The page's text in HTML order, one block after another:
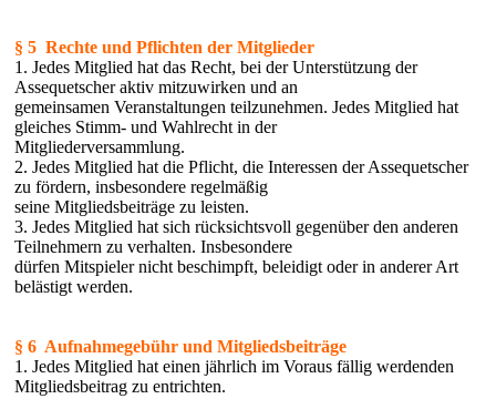
§ 5 Rechte und Pflichten der Mitglieder
1. Jedes Mitglied hat das Recht, bei der Unterstützung der
Assequetscher aktiv mitzuwirken und an
gemeinsamen Veranstaltungen teilzunehmen. Jedes Mitglied hat
gleiches Stimm- und Wahlrecht in der
Mitgliederversammlung.
2. Jedes Mitglied hat die Pflicht, die Interessen der Assequetscher
zu fördern, insbesondere regelmäßig
seine Mitgliedsbeiträge zu leisten.
3. Jedes Mitglied hat sich rücksichtsvoll gegenüber den anderen
Teilnehmern zu verhalten. Insbesondere
dürfen Mitspieler nicht beschimpft, beleidigt oder in anderer Art
belästigt werden.
§ 6 Aufnahmegebühr und Mitgliedsbeiträge
1. Jedes Mitglied hat einen jährlich im Voraus fällig werdenden
Mitgliedsbeitrag zu entrichten.